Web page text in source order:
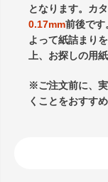
となります。カ
0.17mm前後です
よって紙詰まり
上、お探しの用
※ご注文前に、
くことをおすす